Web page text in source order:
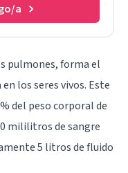
a
pulmones, forma el
los seres vivos. Este
del peso corporal de
mililitros de sangre
5 litros de fluido